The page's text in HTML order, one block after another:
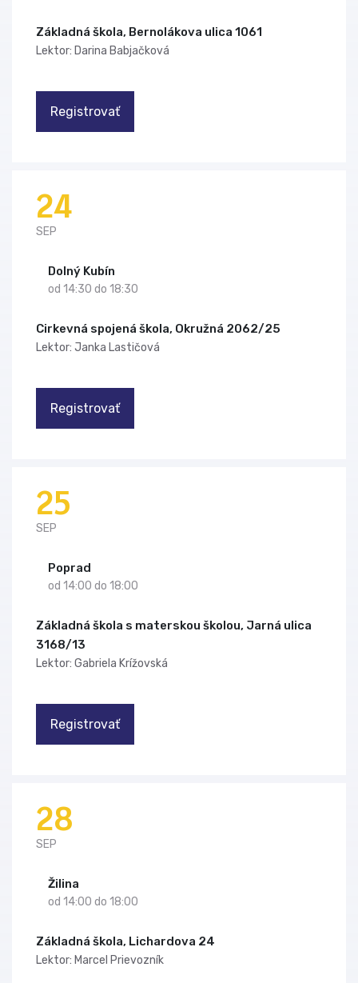
Základná škola, Bernolákova ulica 1061
Lektor: Darina Babjačková
Registrovať
24
SEP
Dolný Kubín
od 14:30 do 18:30
Cirkevná spojená škola, Okružná 2062/25
Lektor: Janka Lastičová
Registrovať
25
SEP
Poprad
od 14:00 do 18:00
Základná škola s materskou školou, Jarná ulica
3168/13
Lektor: Gabriela Krížovská
Registrovať
28
SEP
Žilina
od 14:00 do 18:00
Základná škola, Lichardova 24
Lektor: Marcel Prievozník